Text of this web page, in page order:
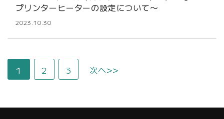
プリンターヒーターの設定について〜
2023.10.30
1 2 3 次へ>>